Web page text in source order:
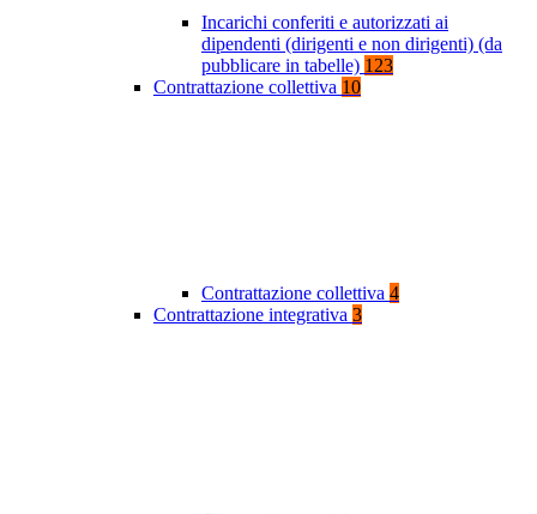
Incarichi conferiti e autorizzati ai
dipendenti (dirigenti e non dirigenti) (da
pubblicare in tabelle) 123
Contrattazione collettiva 10
Contrattazione collettiva 4
Contrattazione integrativa 3